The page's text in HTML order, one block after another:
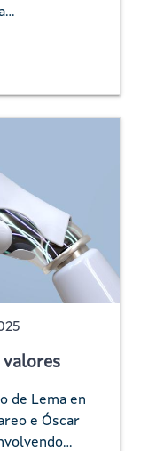
de Lema en
e Óscar